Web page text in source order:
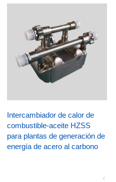
Intercambiador de calor de
combustible-aceite HZSS
para plantas de generación de
energía de acero al carbono